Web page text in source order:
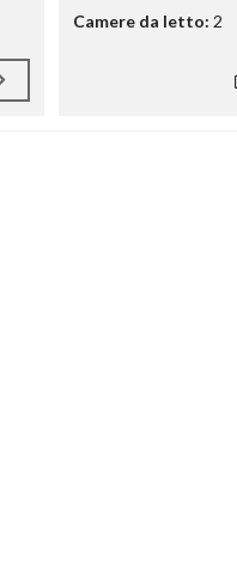
Camere da letto: 2